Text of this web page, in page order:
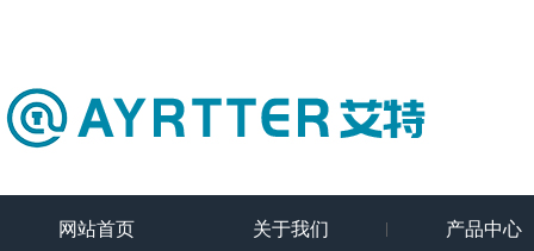
网站首页 关于我们 产品中心